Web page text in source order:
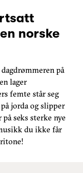
norske
på
lager
femte står seg
jorda og slipper
seks sterke nye
du ikke får